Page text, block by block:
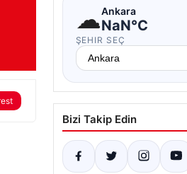
☁Ankara
NaN°C
ŞEHIR SEÇ
Bizi Takip Edin